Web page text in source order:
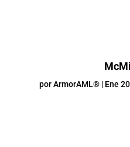
porArmorAML®| Ene